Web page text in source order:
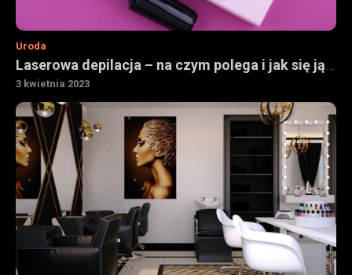
Uroda
3 kwietnia 2023